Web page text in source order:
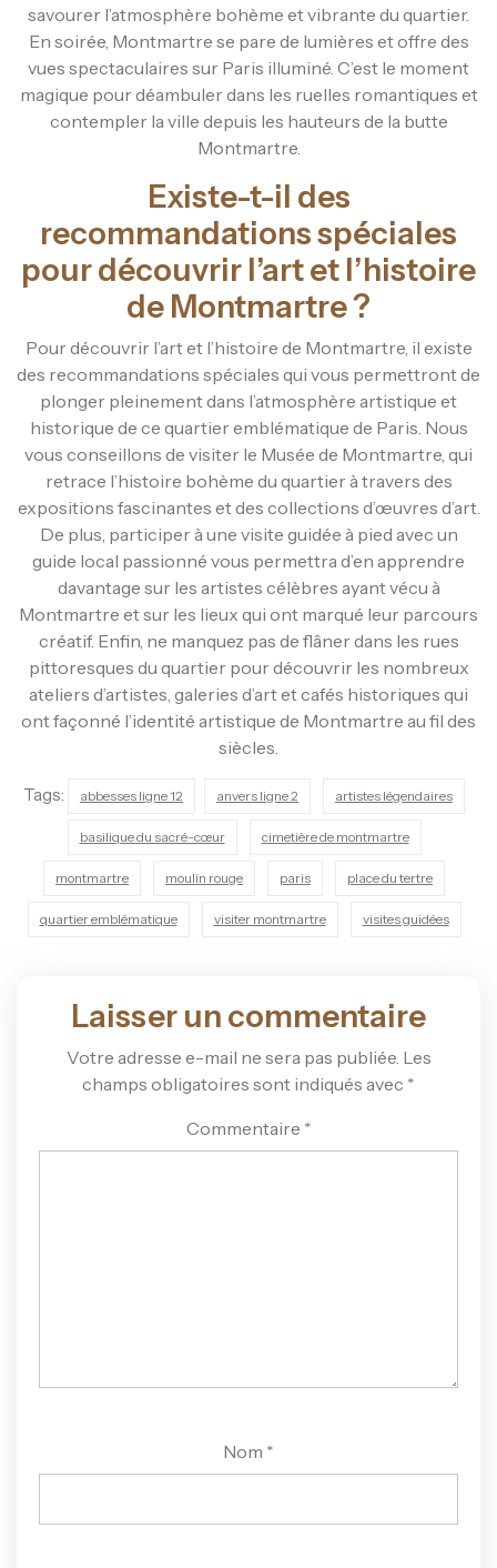
savourer l’atmosphère bohème et vibrante du quartier.
En soirée, Montmartre se pare de lumières et offre des
vues spectaculaires sur Paris illuminé. C’est le moment
magique pour déambuler dans les ruelles romantiques et
contempler la ville depuis les hauteurs de la butte
Montmartre.
Existe-t-il des
recommandations spéciales
pour découvrir l’art et l’histoire
de Montmartre ?
Pour découvrir l’art et l’histoire de Montmartre, il existe
des recommandations spéciales qui vous permettront de
plonger pleinement dans l’atmosphère artistique et
historique de ce quartier emblématique de Paris. Nous
vous conseillons de visiter le Musée de Montmartre, qui
retrace l’histoire bohème du quartier à travers des
expositions fascinantes et des collections d’œuvres d’art.
De plus, participer à une visite guidée à pied avec un
guide local passionné vous permettra d’en apprendre
davantage sur les artistes célèbres ayant vécu à
Montmartre et sur les lieux qui ont marqué leur parcours
créatif. Enfin, ne manquez pas de flâner dans les rues
pittoresques du quartier pour découvrir les nombreux
ateliers d’artistes, galeries d’art et cafés historiques qui
ont façonné l’identité artistique de Montmartre au fil des
siècles.
Tags: abbesses ligne 12 anvers ligne 2 artistes légendaires
basilique du sacré-cœur cimetière de montmartre
montmartre moulin rouge paris place du tertre
quartier emblématique visiter montmartre visites guidées
Laisser un commentaire
Votre adresse e-mail ne sera pas publiée. Les
champs obligatoires sont indiqués avec *
Commentaire *
Nom *